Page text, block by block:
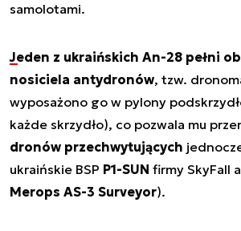
samolotami.
Jeden z ukraińskich An-28 pełni
nosiciela antydronów, tzw.
wyposażono go w pylony
każde skrzydło), co pozwala mu
dronów przechwytujących
ukraińskie BSP P1-SUN firmy SkyFall
Merops AS-3 Surveyor).